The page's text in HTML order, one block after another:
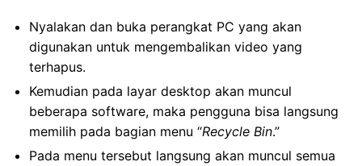
Nyalakan dan buka perangkat PC yang akan
digunakan untuk mengembalikan video yang
terhapus.
Kemudian pada layar desktop akan muncul
beberapa software, maka pengguna bisa langsung
memilih pada bagian menu “Recycle Bin.”
Pada menu tersebut langsung akan muncul semua